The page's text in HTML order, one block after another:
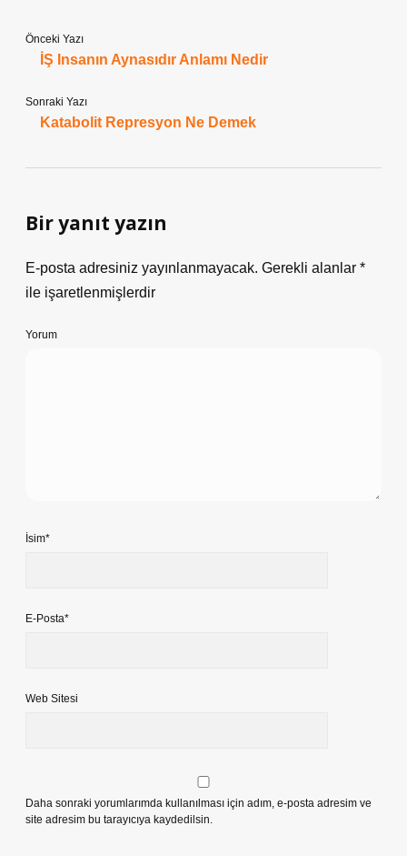
Önceki Yazı
İŞ Insanın Aynasıdır Anlamı Nedir
Sonraki Yazı
Katabolit Represyon Ne Demek
Bir yanıt yazın
E-posta adresiniz yayınlanmayacak. Gerekli alanlar *
ile işaretlenmişlerdir
Yorum
İsim*
E-Posta*
Web Sitesi
Daha sonraki yorumlarımda kullanılması için adım, e-posta adresim ve
site adresim bu tarayıcıya kaydedilsin.